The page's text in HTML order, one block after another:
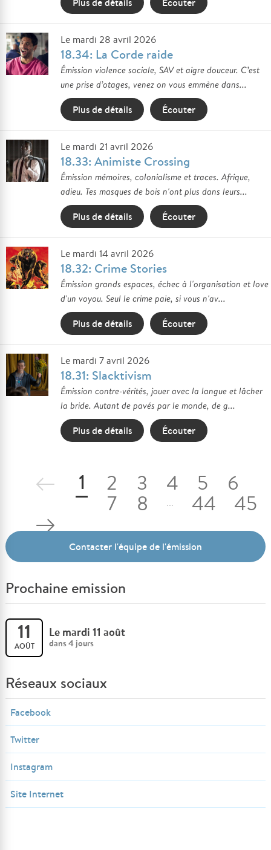
Le mardi 28 avril 2026
18.34: La Corde raide
Émission violence sociale, SAV et aigre douceur. C’est
une prise d’otages, venez on vous emmène dans...
Plus de détails Écouter
Le mardi 21 avril 2026
18.33: Animiste Crossing
Émission mémoires, colonialisme et traces. Afrique,
adieu. Tes masques de bois n'ont plus dans leurs...
Plus de détails Écouter
Le mardi 14 avril 2026
18.32: Crime Stories
Émission grands espaces, échec à l'organisation et love
d'un voyou. Seul le crime paie, si vous n'av...
Plus de détails Écouter
Le mardi 7 avril 2026
18.31: Slacktivism
Émission contre-vérités, jouer avec la langue et lâcher
la bride. Autant de pavés par le monde, de g...
Plus de détails Écouter
1 2 3 4 5
6
7
8 ... 44 45
Contacter l'équipe de l'émission
Prochaine emission
11
AOÛT
Le mardi 11 août
dans 4 jours
Réseaux sociaux
Facebook
Twitter
Instagram
Site Internet